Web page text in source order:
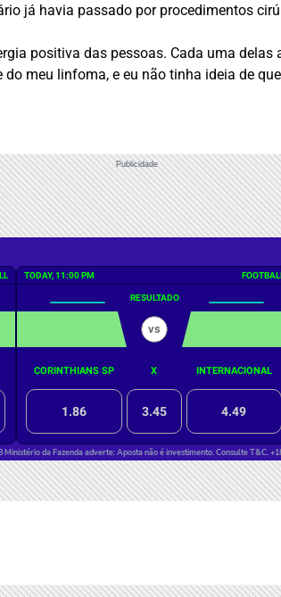
já havia passado por procedimentos
positiva das pessoas. Cada uma
meu linfoma, e eu não tinha ideia de
Publicidade